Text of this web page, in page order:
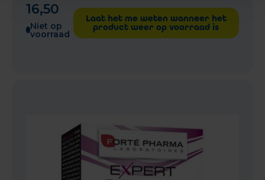
16,50
Niet op
voorraad
Laat het me weten wanneer het
product weer op voorraad is